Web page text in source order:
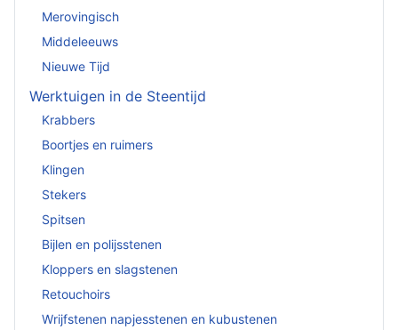
Merovingisch
Middeleeuws
Nieuwe Tijd
Werktuigen in de Steentijd
Krabbers
Boortjes en ruimers
Klingen
Stekers
Spitsen
Bijlen en polijsstenen
Kloppers en slagstenen
Retouchoirs
Wrijfstenen napjesstenen en kubustenen